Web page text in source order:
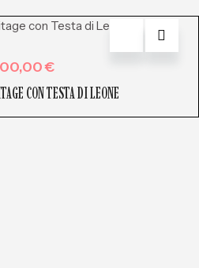
€
CON TESTA DI LEONE